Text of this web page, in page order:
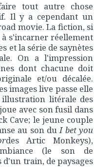
tout autre chose
Il y a cependant un
movie. La fiction, si
s'incarner réellement
et la série de saynètes
On a l'impression
dont chacune doit
et/ou décalée.
images live passe elle
litérale des
avec son fusil dans
Cave; le jeune couple
au son duI bet you
des Artic Monkeys),
(le son de
d'un train, de paysages